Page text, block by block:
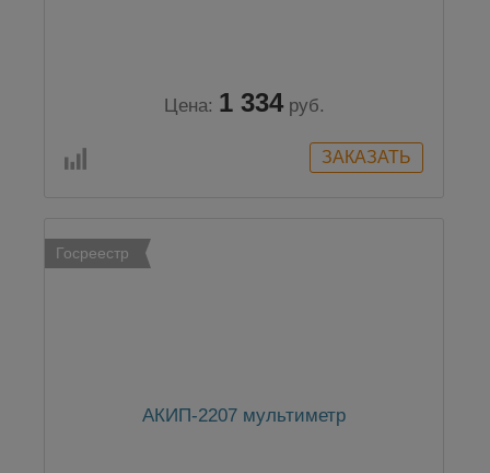
Цена: 1 334 руб.
Госреестр
АКИП-2207 мультиметр